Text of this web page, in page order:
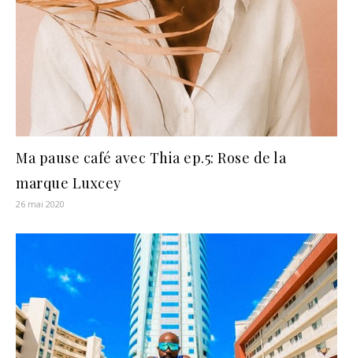
Ma pause café avec Thia ep.5: Rose de la
marque Luxcey
26 mai 2020